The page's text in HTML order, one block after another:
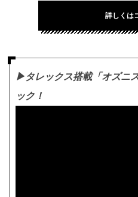
詳しくは
▶︎タレックス搭載「オズニ
ック！